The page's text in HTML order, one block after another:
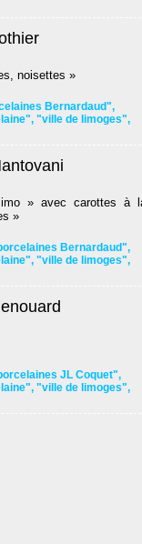
noisettes »
Bernardaud",
, "ville de limoges",
» avec carottes à
»
Bernardaud",
, "ville de limoges",
JL Coquet",
, "ville de limoges",